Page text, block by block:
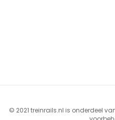
© 2021 treinrails.nl is onderdeel